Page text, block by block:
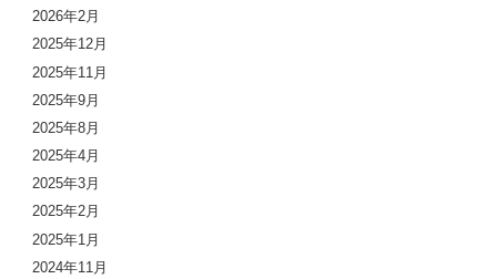
2026年2月
2025年12月
2025年11月
2025年9月
2025年8月
2025年4月
2025年3月
2025年2月
2025年1月
2024年11月